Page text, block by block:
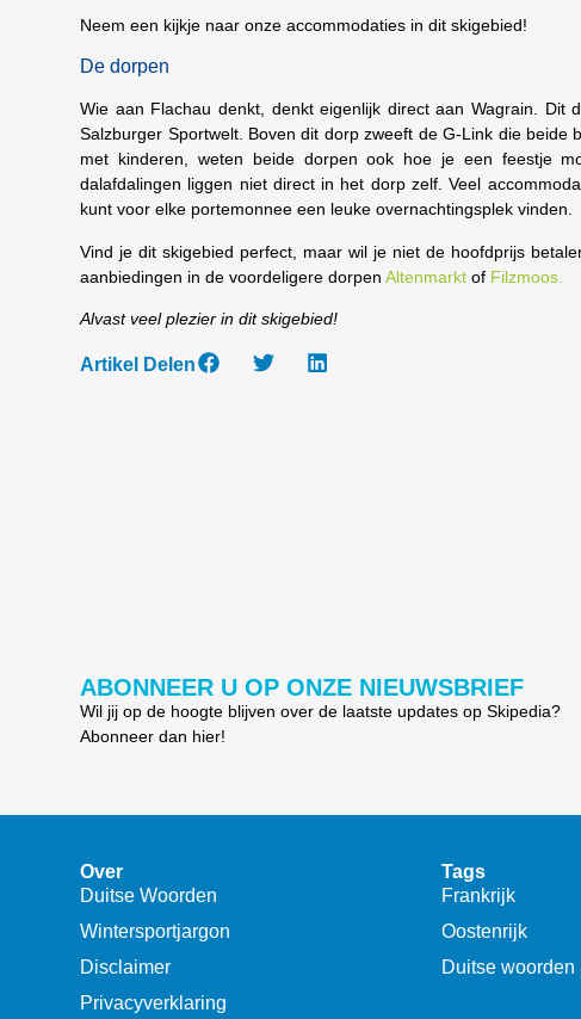
Neem een kijkje naar onze accommodaties in dit skigebied!
De dorpen
Wie aan Flachau denkt, denkt eigenlijk direct aan Wagrain.
Salzburger Sportwelt. Boven dit dorp zweeft de G-Link die
met kinderen, weten beide dorpen ook hoe je een feestje
dalafdalingen liggen niet direct in het dorp zelf. Veel
kunt voor elke portemonnee een leuke overnachtingsplek vinden.
Vind je dit skigebied perfect, maar wil je niet de hoofdprijs
aanbiedingen in de voordeligere dorpenAltenmarkt of Filzmoos.
Alvast veel plezier in dit skigebied!
Artikel Delen
ABONNEER U OP ONZE NIEUWSBRIEF
Wil jij op de hoogte blijven over de laatste updates op Skipedia?
Abonneer dan hier!
Over
Duitse Woorden
Wintersportjargon
Disclaimer
Privacyverklaring
Tags
Frankrijk
Oostenrijk
Duitse woorden